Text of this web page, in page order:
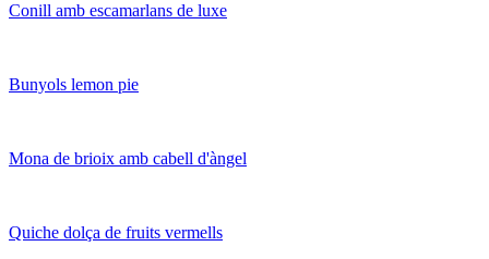
Conill amb escamarlans de luxe
Bunyols lemon pie
Mona de brioix amb cabell d'àngel
Quiche dolça de fruits vermells